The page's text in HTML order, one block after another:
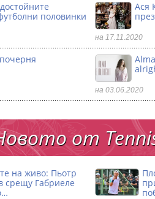
половинки
Ася
на 17.11.2020
на 03.06.2020
от
на живо: Пьотр
срещу Габриеле